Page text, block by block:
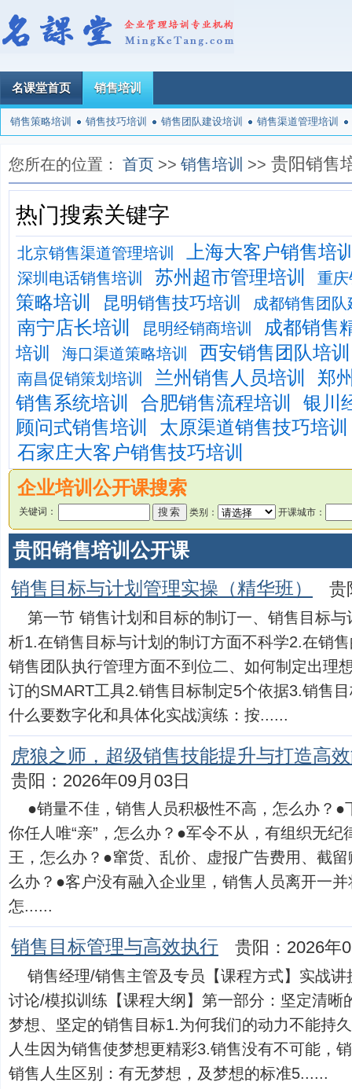
名课堂首页 销售培训
销售策略培训 销售技巧培训 销售团队建设培训 销售渠道管理培训
您所在的位置： 首页 >> 销售培训 >> 贵阳销售
热门搜索关键字
北京销售渠道管理培训 上海大客户销售培
深圳电话销售培训 苏州超市管理培训 重
策略培训 昆明销售技巧培训 成都销售团
南宁店长培训 昆明经销商培训 成都销售
培训 海口渠道策略培训 西安销售团队培训
南昌促销策划培训 兰州销售人员培训
郑
销售系统培训
合肥销售流程培训
银川
顾问式销售培训
太原渠道销售技巧培训
石家庄大客户销售技巧培训
企业培训公开课搜索
关键词： 类别： 开课城市：
贵阳销售培训公开课
销售目标与计划管理实操（精华班） 贵
第一节 销售计划和目标的制订一、销售目标
析1.在销售目标与计划的制订方面不科学2.在销
销售团队执行管理方面不到位二、如何制定出理
订的SMART工具2.销售目标制定5个依据3.销售
什么要数字化和具体化实战演练：按......
虎狼之师，超级销售技能提升与打造高
贵阳：2026年09月03日
●销量不佳，销售人员积极性不高，怎么办？
你任人唯“亲”，怎么办？●军令不从，有组织无
王，怎么办？●窜货、乱价、虚报广告费用、截
么办？●客户没有融入企业里，销售人员离开一并
怎......
销售目标管理与高效执行 贵阳：2026年
销售经理/销售主管及专员【课程方式】实战
讨论/模拟训练【课程大纲】第一部分：坚定清晰
梦想、坚定的销售目标1.为何我们的动力不能持
人生因为销售使梦想更精彩3.销售没有不可能，
销售人生区别：有无梦想，及梦想的标准5......